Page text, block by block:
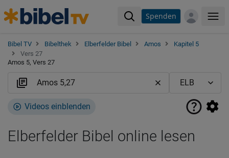
Spenden
Bibel TV Bibelthek Elberfelder Bibel Amos
Kapitel 5
Vers 27
Amos 5, Vers 27
Videos einblenden
Elberfelder Bibel online lesen